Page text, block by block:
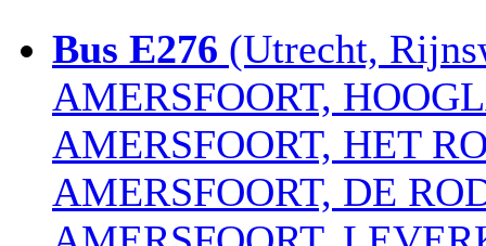
Bus E276 (Utrecht,
AMERSFOORT,
AMERSFOORT, HET
AMERSFOORT, DE